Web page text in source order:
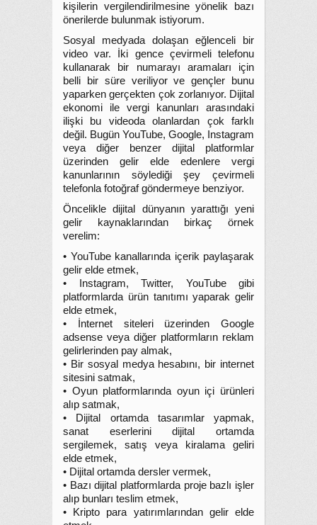
kişilerin vergilendirilmesine yönelik bazı
önerilerde bulunmak istiyorum.
Sosyal medyada dolaşan eğlenceli bir
video var. İki gence çevirmeli telefonu
kullanarak bir numarayı aramaları için
belli bir süre veriliyor ve gençler bunu
yaparken gerçekten çok zorlanıyor. Dijital
ekonomi ile vergi kanunları arasındaki
ilişki bu videoda olanlardan çok farklı
değil. Bugün YouTube, Google, Instagram
veya diğer benzer dijital platformlar
üzerinden gelir elde edenlere vergi
kanunlarının söylediği şey çevirmeli
telefonla fotoğraf göndermeye benziyor.
Öncelikle dijital dünyanın yarattığı yeni
gelir kaynaklarından birkaç örnek
verelim:
• YouTube kanallarında içerik paylaşarak
gelir elde etmek,
• Instagram, Twitter, YouTube gibi
platformlarda ürün tanıtımı yaparak gelir
elde etmek,
• İnternet siteleri üzerinden Google
adsense veya diğer platformların reklam
gelirlerinden pay almak,
• Bir sosyal medya hesabını, bir internet
sitesini satmak,
• Oyun platformlarında oyun içi ürünleri
alıp satmak,
• Dijital ortamda tasarımlar yapmak,
sanat eserlerini dijital ortamda
sergilemek, satış veya kiralama geliri
elde etmek,
• Dijital ortamda dersler vermek,
• Bazı dijital platformlarda proje bazlı işler
alıp bunları teslim etmek,
• Kripto para yatırımlarından gelir elde